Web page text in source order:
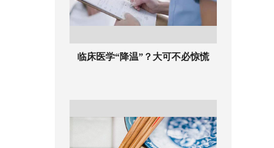
临床医学“降温”？大可不必惊慌